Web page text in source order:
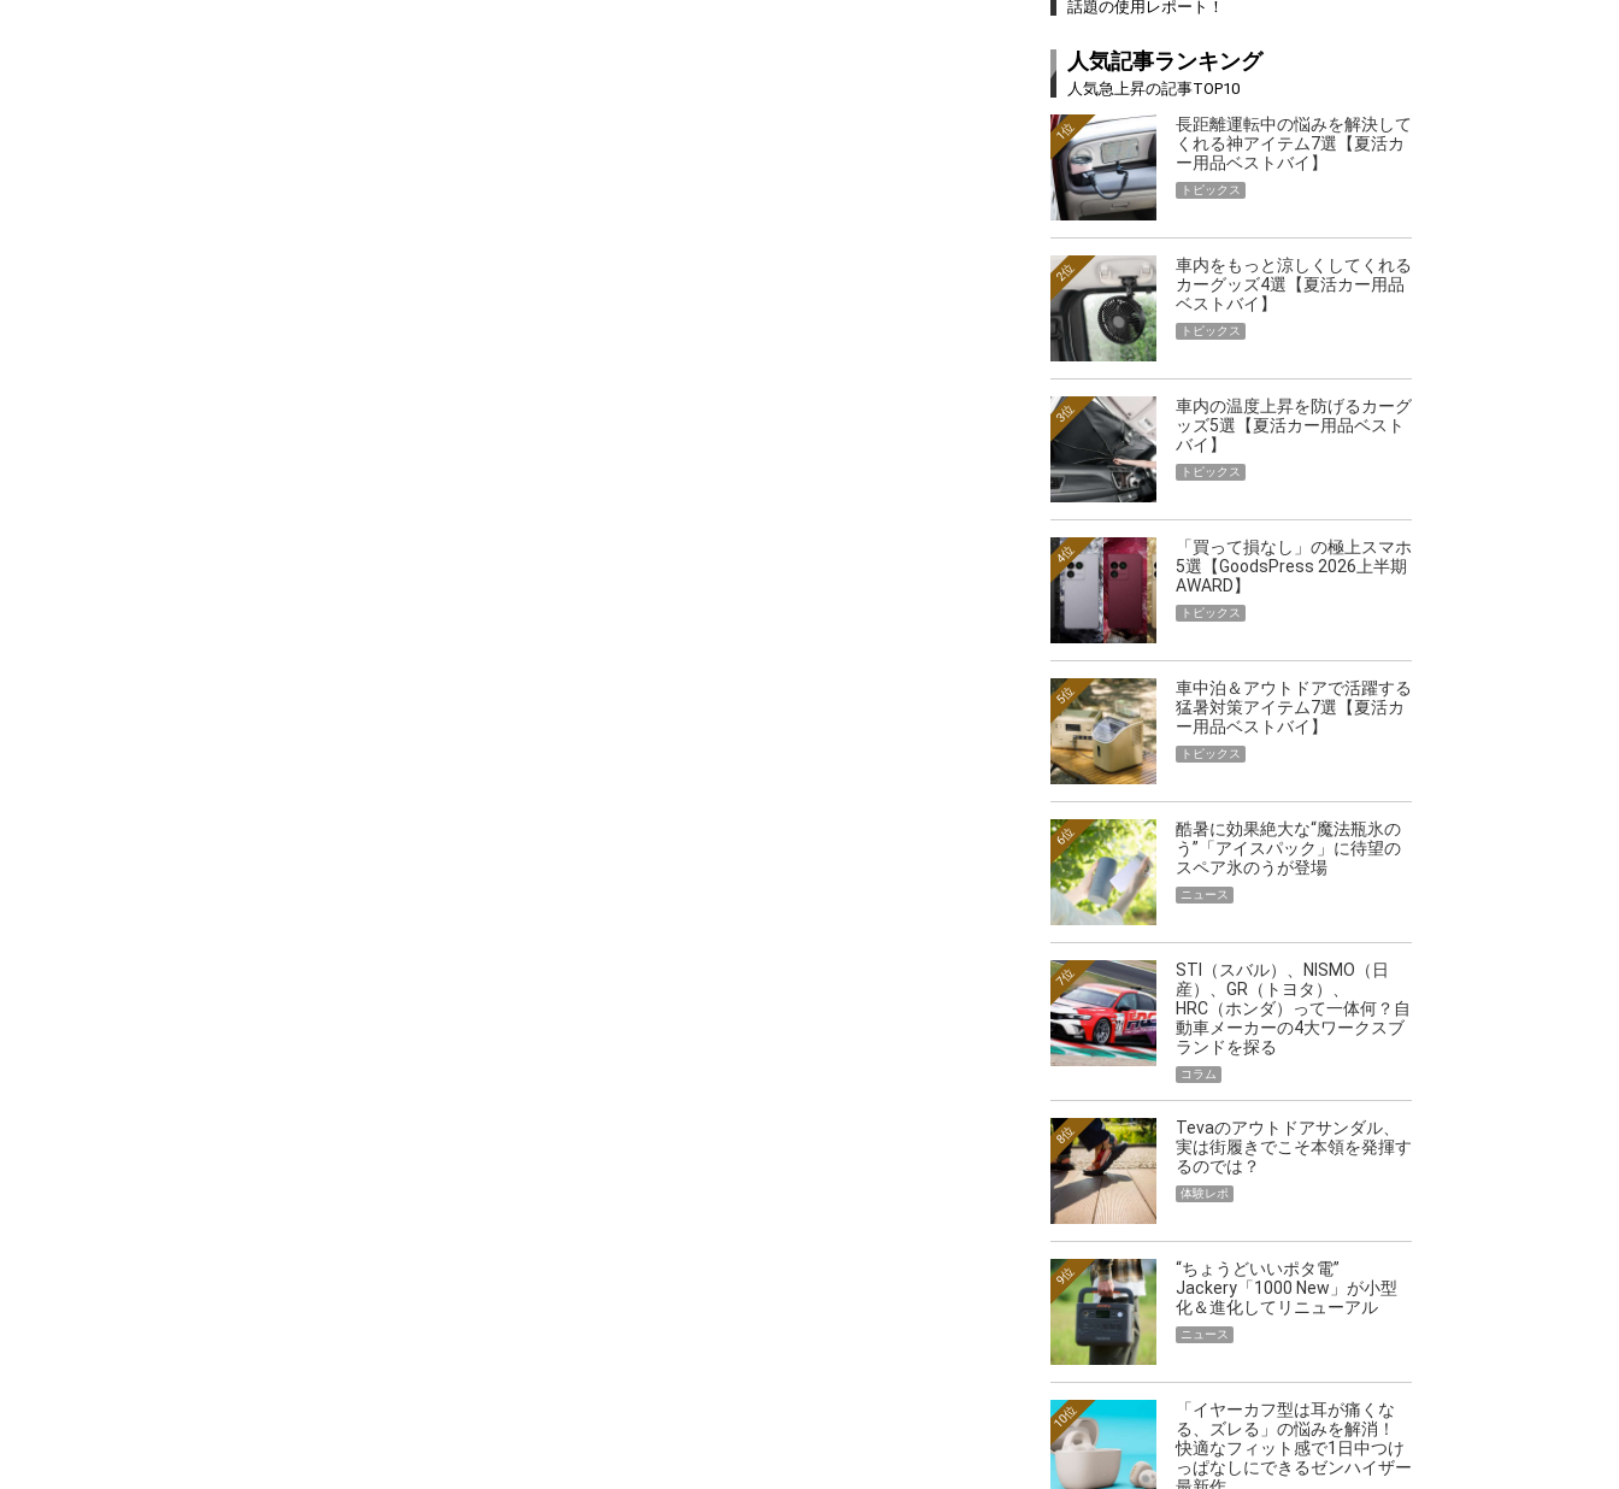
話題の使用レポート！
人気記事ランキング
人気急上昇の記事TOP10
長距離運転中の悩みを解決して
くれる神アイテム7選【夏活カ
ー用品ベストバイ】
1位
トピックス
車内をもっと涼しくしてくれる
カーグッズ4選【夏活カー用品
ベストバイ】
2位
トピックス
車内の温度上昇を防げるカーグ
ッズ5選【夏活カー用品ベスト
バイ】
3位
トピックス
「買って損なし」の極上スマホ
5選【GoodsPress 2026上半期
AWARD】
4位
トピックス
車中泊＆アウトドアで活躍する
猛暑対策アイテム7選【夏活カ
ー用品ベストバイ】
5位
トピックス
酷暑に効果絶大な“魔法瓶氷の
う”「アイスパック」に待望の
スペア氷のうが登場
6位
ニュース
STI（スバル）、NISMO（日
産）、GR（トヨタ）、
HRC（ホンダ）って一体何？自
動車メーカーの4大ワークスブ
ランドを探る
7位
コラム
Tevaのアウトドアサンダル、
実は街履きでこそ本領を発揮す
るのでは？
8位
体験レポ
“ちょうどいいポタ電”
Jackery「1000 New」が小型
化＆進化してリニューアル
9位
ニュース
「イヤーカフ型は耳が痛くな
る、ズレる」の悩みを解消！
快適なフィット感で1日中つけ
っぱなしにできるゼンハイザー
10位